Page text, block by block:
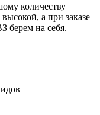
количеству
высокой, а при заказе
берем на себя.